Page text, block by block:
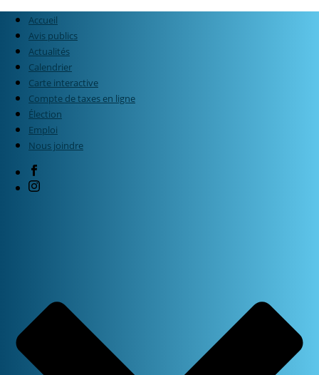
Accueil
Avis publics
Actualités
Calendrier
Carte interactive
Compte de taxes en ligne
Élection
Emploi
Nous joindre